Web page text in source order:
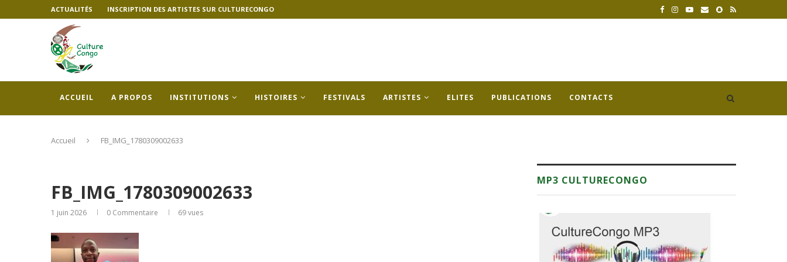
ACTUALITÉS INSCRIPTION DES ARTISTES SUR CULTURECONGO
ACCUEIL A PROPOS INSTITUTIONS HISTOIRES FESTIVALS ARTISTES ELITES PUBLICATIONS CONTACTS
Accueil FB_IMG_1780309002633
FB_IMG_1780309002633
1 juin 2026 0 Commentaire 69vues
MP3 CULTURECONGO